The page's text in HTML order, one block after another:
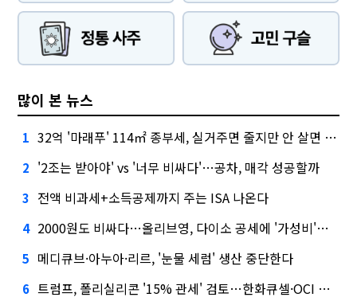
많이 본 뉴스
1 32억 '마래푸' 114㎡ 종부세, 실거주면 줄지만 안 살면 2.5배
2 '2조는 받아야' vs '너무 비싸다'…공차, 매각 성공할까
3 전액 비과세+소득공제까지 주는 ISA 나온다
4 2000원도 비싸다…올리브영, 다이소 공세에 '가성비'로 맞불
5 메디큐브·아누아·리르, '눈물 세럼' 생산 중단한다
6 트럼프, 폴리실리콘 '15% 관세' 검토…한화큐셀·OCI 영향은?